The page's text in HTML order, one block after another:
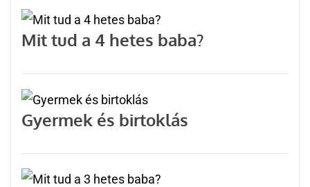
Mit tud a 4 hetes baba?
Gyermek és birtoklás